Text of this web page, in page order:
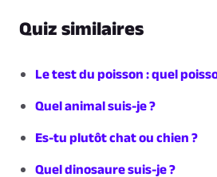
Quiz similaires
Le test du poisson : quel
Quel animal suis-je ?
Es-tu plutôt chat ou chien ?
Quel dinosaure suis-je ?